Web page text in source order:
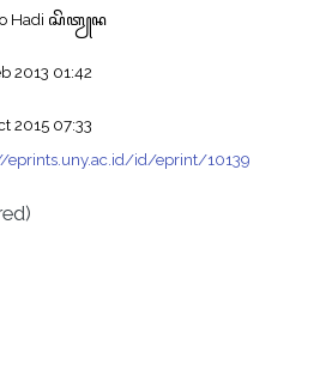
Hadi ꦱꦼꦠꦾꦤ
2013 01:42
2015 07:33
eprints.uny.ac.id/id/eprint/10139